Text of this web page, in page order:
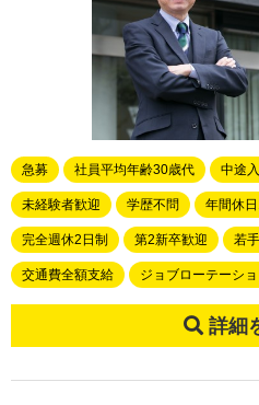
急募 社員平均年齢30歳代 中途
未経験者歓迎 学歴不問 年間休
完全週休2日制 第2新卒歓迎 若
交通費全額支給 ジョブローテーショ
詳細